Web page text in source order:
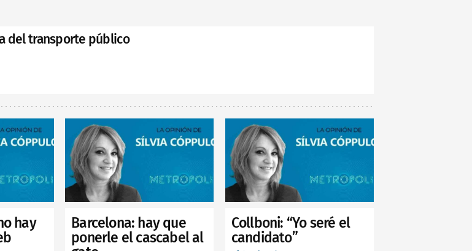
del transporte público
hay
Barcelona: hay que
ponerle el cascabel al
Collboni: “Yo seré el
candidato”